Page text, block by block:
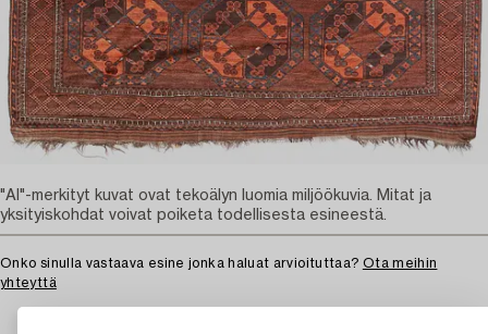
Onko sinulla vastaava esine jonka haluat arvioituttaa? Ota meihin
yhteyttä
"AI"-merkityt kuvat ovat tekoälyn luomia miljöökuvia. Mitat ja
yksityiskohdat voivat poiketa todellisesta esineestä.